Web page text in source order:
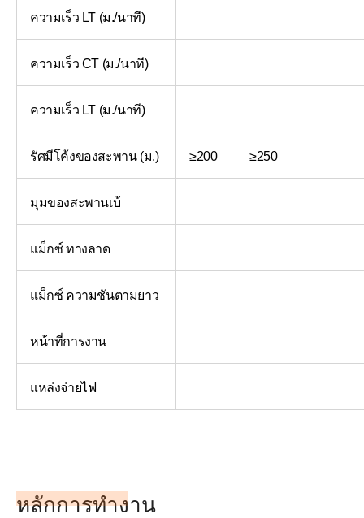
ความเร็ว LT (ม./นาที)
ความเร็ว CT (ม./นาที)
ความเร็ว LT (ม./นาที)
รัศมีโค้งของสะพาน (ม.) ≥200 ≥250
มุมของสะพานเบ้
แม็กซ์ ทางลาด
แม็กซ์ ความชันตามยาว
หน้าที่การงาน
แหล่งจ่ายไฟ
หลักการทำงาน